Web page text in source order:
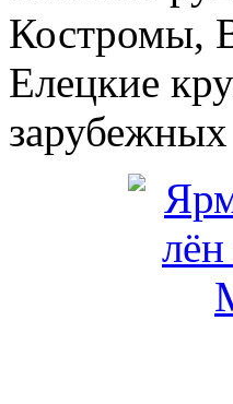
Костромы,
Елецкие